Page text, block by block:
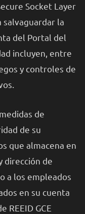
Socket Layer
salvaguardar la
del Portal del
incluyen, entre
y controles de
de
de su
que almacena en
dirección de
a los empleados
en su cuenta
REEID GCE